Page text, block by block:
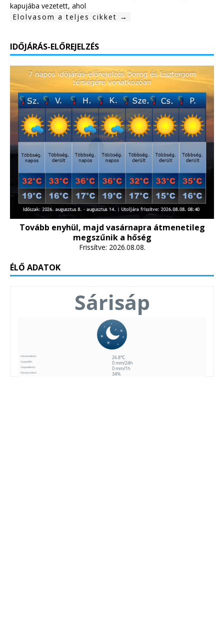
kapujába vezetett, ahol
Elolvasom a teljes cikket →
IDŐJÁRÁS-ELŐREJELZÉS
Tovább enyhül, majd vasárnapra átmenetileg
megszűnik a hőség
Frissítve: 2026.08.08.
ÉLŐ ADATOK